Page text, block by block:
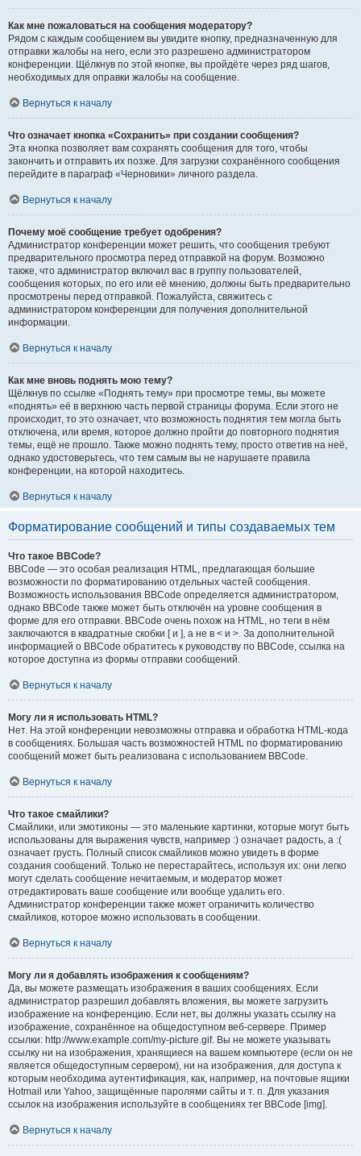
Как мне пожаловаться на сообщения модератору?
Рядом с каждым сообщением вы увидите кнопку, предназначенную для
отправки жалобы на него, если это разрешено администратором
конференции. Щёлкнув по этой кнопке, вы пройдёте через ряд шагов,
необходимых для оправки жалобы на сообщение.
Вернуться к началу
Что означает кнопка «Сохранить» при создании сообщения?
Эта кнопка позволяет вам сохранять сообщения для того, чтобы
закончить и отправить их позже. Для загрузки сохранённого сообщения
перейдите в параграф «Черновики» личного раздела.
Вернуться к началу
Почему моё сообщение требует одобрения?
Администратор конференции может решить, что сообщения требуют
предварительного просмотра перед отправкой на форум. Возможно
также, что администратор включил вас в группу пользователей,
сообщения которых, по его или её мнению, должны быть предварительно
просмотрены перед отправкой. Пожалуйста, свяжитесь с
администратором конференции для получения дополнительной
информации.
Вернуться к началу
Как мне вновь поднять мою тему?
Щёлкнув по ссылке «Поднять тему» при просмотре темы, вы можете
«поднять» её в верхнюю часть первой страницы форума. Если этого не
происходит, то это означает, что возможность поднятия тем могла быть
отключена, или время, которое должно пройти до повторного поднятия
темы, ещё не прошло. Также можно поднять тему, просто ответив на неё,
однако удостоверьтесь, что тем самым вы не нарушаете правила
конференции, на которой находитесь.
Вернуться к началу
Форматирование сообщений и типы создаваемых тем
Что такое BBCode?
BBCode — это особая реализация HTML, предлагающая большие
возможности по форматированию отдельных частей сообщения.
Возможность использования BBCode определяется администратором,
однако BBCode также может быть отключён на уровне сообщения в
форме для его отправки. BBCode очень похож на HTML, но теги в нём
заключаются в квадратные скобки [ и ], а не в < и >. За дополнительной
информацией о BBCode обратитесь к руководству по BBCode, ссылка на
которое доступна из формы отправки сообщений.
Вернуться к началу
Могу ли я использовать HTML?
Нет. На этой конференции невозможны отправка и обработка HTML-кода
в сообщениях. Большая часть возможностей HTML по форматированию
сообщений может быть реализована с использованием BBCode.
Вернуться к началу
Что такое смайлики?
Смайлики, или эмотиконы — это маленькие картинки, которые могут быть
использованы для выражения чувств, например :) означает радость, а :(
означает грусть. Полный список смайликов можно увидеть в форме
создания сообщений. Только не перестарайтесь, используя их: они легко
могут сделать сообщение нечитаемым, и модератор может
отредактировать ваше сообщение или вообще удалить его.
Администратор конференции также может ограничить количество
смайликов, которое можно использовать в сообщении.
Вернуться к началу
Могу ли я добавлять изображения к сообщениям?
Да, вы можете размещать изображения в ваших сообщениях. Если
администратор разрешил добавлять вложения, вы можете загрузить
изображение на конференцию. Если нет, вы должны указать ссылку на
изображение, сохранённое на общедоступном веб-сервере. Пример
ссылки: http://www.example.com/my-picture.gif. Вы не можете указывать
ссылку ни на изображения, хранящиеся на вашем компьютере (если он не
является общедоступным сервером), ни на изображения, для доступа к
которым необходима аутентификация, как, например, на почтовые ящики
Hotmail или Yahoo, защищённые паролями сайты и т. п. Для указания
ссылок на изображения используйте в сообщениях тег BBCode [img].
Вернуться к началу